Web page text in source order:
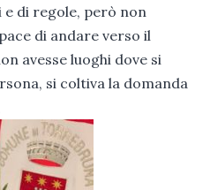
di regole, però non
di andare verso il
avesse luoghi dove si
si coltiva la domanda